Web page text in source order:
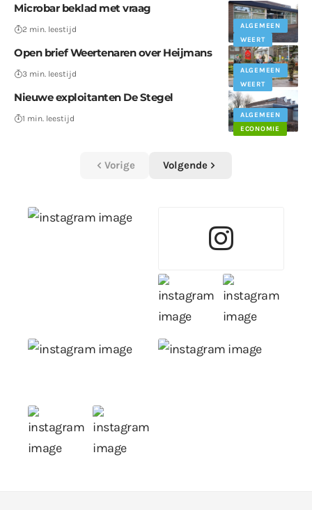
ALGEMEEN
WEERT
Microbar beklad met vraag
2 min. leestijd
ALGEMEEN
WEERT
Open brief Weertenaren over Heijmans
3 min. leestijd
ALGEMEEN
ECONOMIE
Nieuwe exploitanten De Stegel
1 min. leestijd
Vorige Volgende